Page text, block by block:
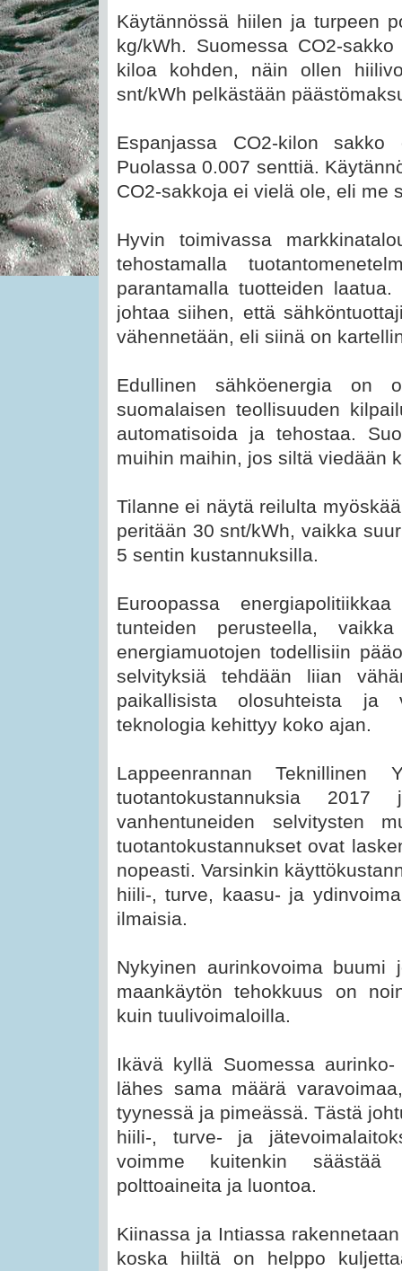
Käytännössä hiilen ja turpeen
kg/kWh. Suomessa CO2-
kiloa kohden, näin ollen
snt/kWh pelkästään
Espanjassa CO2-kilon
Puolassa 0.007 senttiä.
CO2-sakkoja ei vielä ole, eli me
Hyvin toimivassa
tehostamalla
parantamalla tuotteiden
johtaa siihen, että
vähennetään, eli siinä on
Edullinen sähköenergia on
suomalaisen teollisuuden
automatisoida ja tehostaa.
muihin maihin, jos siltä viedään
Tilanne ei näytä reilulta
peritään 30 snt/kWh, vaikka
5 sentin kustannuksilla.
Euroopassa
tunteiden perusteella,
energiamuotojen todellisiin
selvityksiä tehdään liian
paikallisista olosuhteista ja
teknologia kehittyy koko ajan.
Lappeenrannan
tuotantokustannuksia
vanhentuneiden selvitysten
tuotantokustannukset ovat
nopeasti. Varsinkin
hiili-, turve, kaasu- ja
ilmaisia.
Nykyinen aurinkovoima buumi
maankäytön tehokkuus on
kuin tuulivoimaloilla.
Ikävä kyllä Suomessa
lähes sama määrä
tyynessä ja pimeässä. Tästä
hiili-, turve- ja
voimme kuitenkin säästää
polttoaineita ja luontoa.
Kiinassa ja Intiassa
koska hiiltä on helppo